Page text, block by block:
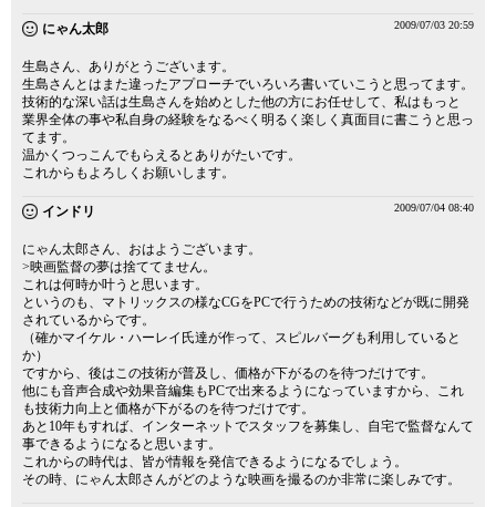
にゃん太郎 2009/07/03 20:59
生島さん、ありがとうございます。
生島さんとはまた違ったアプローチでいろいろ書いていこうと思ってます。
技術的な深い話は生島さんを始めとした他の方にお任せして、私はもっと
業界全体の事や私自身の経験をなるべく明るく楽しく真面目に書こうと思っ
てます。
温かくつっこんでもらえるとありがたいです。
これからもよろしくお願いします。
インドリ 2009/07/04 08:40
にゃん太郎さん、おはようございます。
>映画監督の夢は捨ててません。
これは何時か叶うと思います。
というのも、マトリックスの様なCGをPCで行うための技術などが既に開発
されているからです。
（確かマイケル・ハーレイ氏達が作って、スピルバーグも利用していると
か）
ですから、後はこの技術が普及し、価格が下がるのを待つだけです。
他にも音声合成や効果音編集もPCで出来るようになっていますから、これ
も技術力向上と価格が下がるのを待つだけです。
あと10年もすれば、インターネットでスタッフを募集し、自宅で監督なんて
事できるようになると思います。
これからの時代は、皆が情報を発信できるようになるでしょう。
その時、にゃん太郎さんがどのような映画を撮るのか非常に楽しみです。